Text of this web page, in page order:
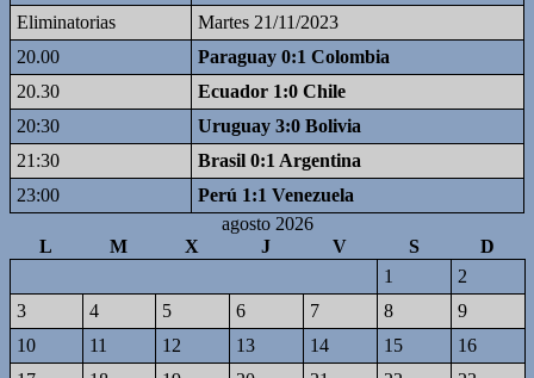
Eliminatorias
Martes 21/11/2023
20.00
Paraguay 0:1 Colombia
20.30
Ecuador 1:0 Chile
20:30
Uruguay 3:0 Bolivia
21:30
Brasil 0:1 Argentina
23:00
Perú 1:1 Venezuela
agosto 2026
L
M X J V S
D
1
2
3
4 5 6 7 8
9
10
11 12 13 14 15
16